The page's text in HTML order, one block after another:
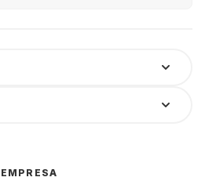
EMPRESA